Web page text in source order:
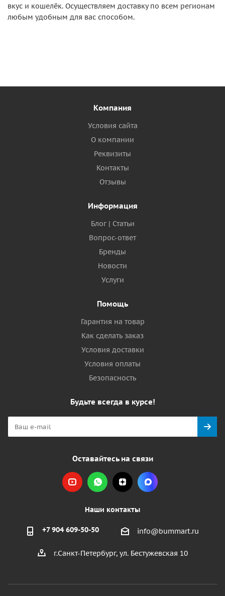
вкус и кошелёк. Осуществляем доставку по всем регионам
любым удобным для вас способом.
Компания
Условия сайта
О компании
Реквизиты
Контакты
Отзывы
Информация
Блог | Статьи
Вопрос-ответ
Бренды
Новости
Услуги
Помощь
Гарантия на товар
Как сделать заказ
Условия доставки
Условия оплаты
Безопасность
Будьте всегда в курсе!
Оставайтесь на связи
Наши контакты
+7 904 609-50-50 info@bummart.ru
г.Санкт-Петербург, ул. Бестужевская 10